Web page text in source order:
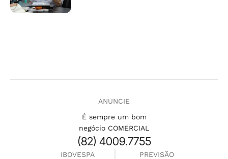
ANUNCIE
É sempre um bom
negócio COMERCIAL
(82) 4009.7755
IBOVESPA
PREVISÃO